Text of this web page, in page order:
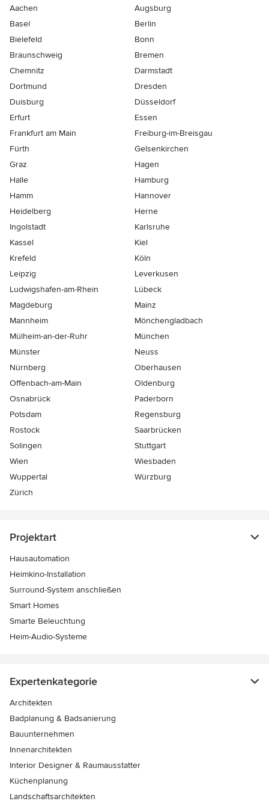
Aachen
Augsburg
Basel
Berlin
Bielefeld
Bonn
Braunschweig
Bremen
Chemnitz
Darmstadt
Dortmund
Dresden
Duisburg
Düsseldorf
Erfurt
Essen
Frankfurt am Main
Freiburg-im-Breisgau
Fürth
Gelsenkirchen
Graz
Hagen
Halle
Hamburg
Hamm
Hannover
Heidelberg
Herne
Ingolstadt
Karlsruhe
Kassel
Kiel
Krefeld
Köln
Leipzig
Leverkusen
Ludwigshafen-am-Rhein
Lübeck
Magdeburg
Mainz
Mannheim
Mönchen­gladbach
Mülheim-an-der-Ruhr
München
Münster
Neuss
Nürnberg
Oberhausen
Offenbach-am-Main
Oldenburg
Osnabrück
Paderborn
Potsdam
Regensburg
Rostock
Saarbrücken
Solingen
Stuttgart
Wien
Wiesbaden
Wuppertal
Würzburg
Zürich
Projektart
Hausautomation
Heimkino-Installation
Surround-System anschließen
Smart Homes
Smarte Beleuchtung
Heim-Audio-Systeme
Expertenkategorie
Architekten
Badplanung & Badsanierung
Bauunternehmen
Innenarchitekten
Interior Designer & Raumausstatter
Küchenplanung
Landschaftsarchitekten